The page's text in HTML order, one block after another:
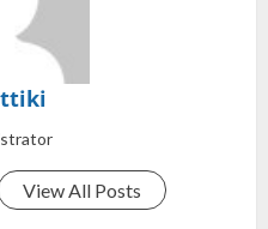
View All Posts